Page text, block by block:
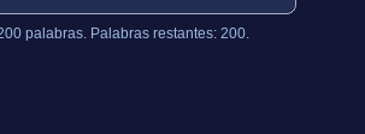
palabras. Palabras restantes: 200.